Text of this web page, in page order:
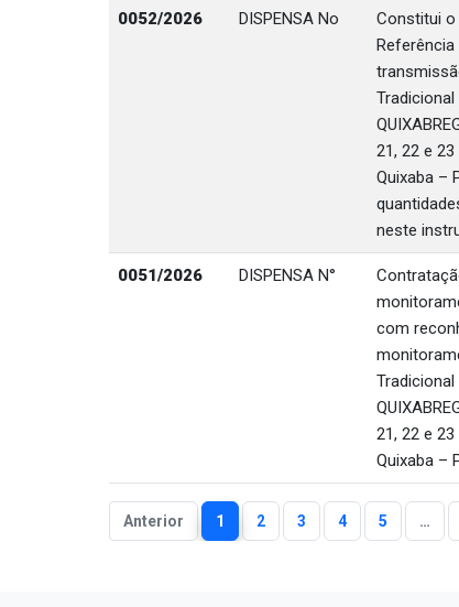
0052/2026 DISPENSA No
Constitui
21, 22 e
Quixaba –
neste
0051/2026 DISPENSA N°
com
21, 22 e
Quixaba –
Anterior 1 2 3 4 5 …